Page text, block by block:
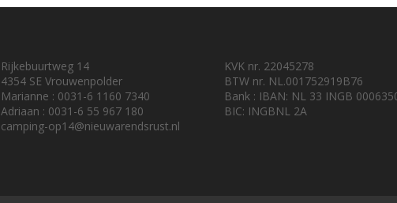
Rijkebuurtweg 14
4354 SE Vrouwenpolder
Marianne : 0031-6 1160 7340
Adriaan : 0031-6 55 967 180
camping-op14@nieuwarendsrust.nl
KVK nr. 22045278
BTW nr. NL.001752919B76
Bank : IBAN: NL 33 INGB
BIC: INGBNL 2A